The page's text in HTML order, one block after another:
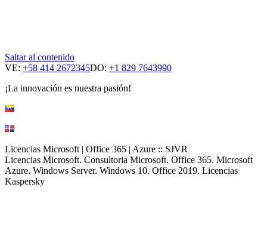
Saltar al contenido
VE: +58 414 2672345DO: +1 829 7643990
¡La innovación es nuestra pasión!
Licencias Microsoft | Office 365 | Azure :: SJVR
Licencias Microsoft. Consultoria Microsoft. Office 365. Microsoft
Azure. Windows Server. Windows 10. Office 2019. Licencias
Kaspersky